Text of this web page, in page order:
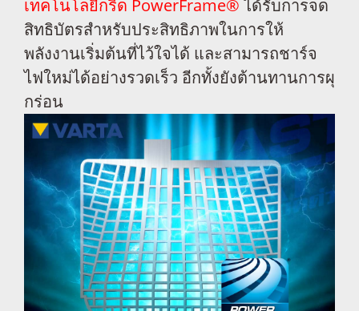
เทคโนโลยีกริด PowerFrame®ได้รับการจด
สิทธิบัตรสำหรับประสิทธิภาพในการให้
พลังงานเริ่มต้นที่ไว้ใจได้ และสามารถชาร์จ
ไฟใหม่ได้อย่างรวดเร็ว อีกทั้งยังต้านทานการผุ
กร่อน